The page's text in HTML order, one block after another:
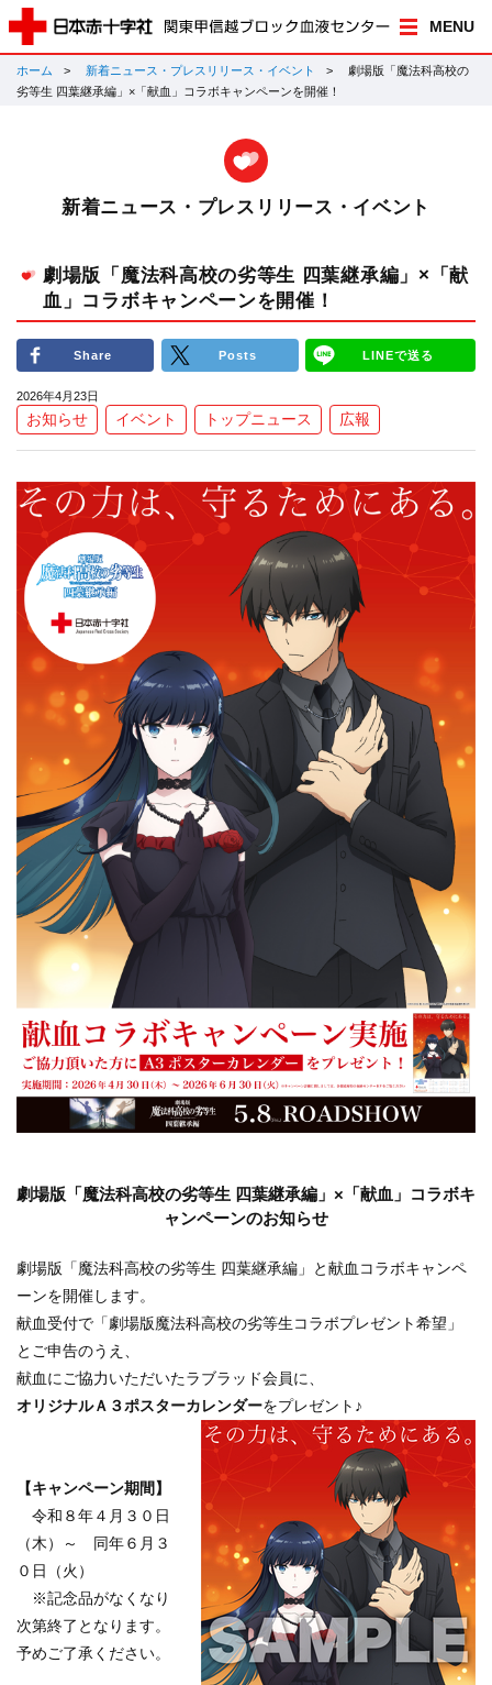
MENU
ホーム 新着ニュース・プレスリリース・イベント
劇場版「魔法科高校の
劣等生 四葉継承編」×「献血」コラボキャンペーンを開催！
新着ニュース・プレスリリース・イベント
劇場版「魔法科高校の劣等生 四葉継承編」×「献
血」コラボキャンペーンを開催！
Share Posts LINEで送る
2026年4月23日
お知らせ イベント トップニュース 広報
劇場版「魔法科高校の劣等生 四葉継承編」×「献血」コラボキ
ャンペーンのお知らせ
劇場版「魔法科高校の劣等生 四葉継承編」と献血コラボキャンペ
ーンを開催します。
献血受付で「劇場版魔法科高校の劣等生コラボプレゼント希望」
とご申告のうえ、
献血にご協力いただいたラブラッド会員に、
オリジナルＡ３ポスターカレンダーをプレゼント♪
【キャンペーン期間】
令和８年４月３０日
（木）～ 同年６月３
０日（火）
※記念品がなくなり
次第終了となります。
予めご了承ください。